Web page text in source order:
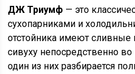
ДЖ Триумф — это
сухопарниками и
отстойника имеют сливные
сивуху непосредственно
один из них разбирается